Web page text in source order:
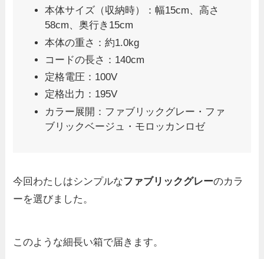
本体サイズ（収納時）：幅15cm、高さ
58cm、奥行き15cm
本体の重さ：約1.0kg
コードの長さ：140cm
定格電圧：100V
定格出力：195V
カラー展開：ファブリックグレー・ファ
ブリックベージュ・モロッカンロゼ
今回わたしはシンプルなファブリックグレーのカラ
ーを選びました。
このような細長い箱で届きます。